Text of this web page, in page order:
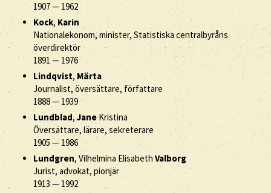
1907— 1962
Kock,Karin
Nationalekonom, minister, Statistiska centralbyråns
överdirektör
1891 — 1976
Lindqvist, Märta
Journalist, översättare, författare
1888— 1939
Lundblad,Jane Kristina
Översättare, lärare, sekreterare
1905 — 1986
Lundgren, Vilhelmina ElisabethValborg
Jurist, advokat, pionjär
1913 —1992